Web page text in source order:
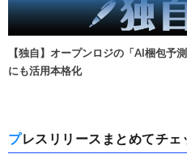
【独自】オープンロジの「AI梱包予
にも活用本格化
プレスリリースまとめてチェ